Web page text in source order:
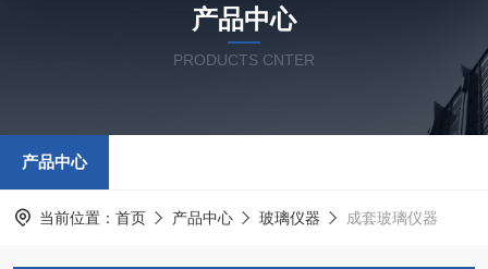
产品中心
PRODUCTS CNTER
产品中心
当前位置： 首页 产品中心 玻璃仪器 成套玻璃仪器